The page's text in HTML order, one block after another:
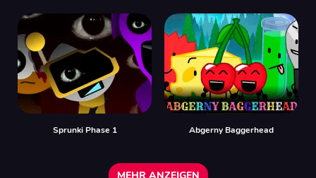
Sprunki Phase 1 Abgerny Baggerhead